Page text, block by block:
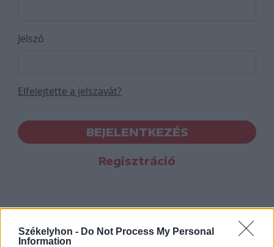
Székelyhon - Do Not Process My Personal
Information
Jelszó
Elfelejtette a jelszavát?
BEJELENTKEZÉS
Regisztráció